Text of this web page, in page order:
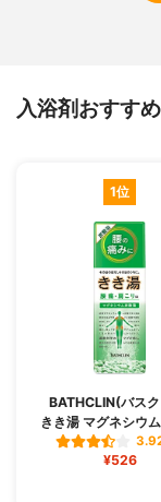
入浴剤おすす
1位
BATHCLIN(バス
きき湯 マグネシウ
¥526